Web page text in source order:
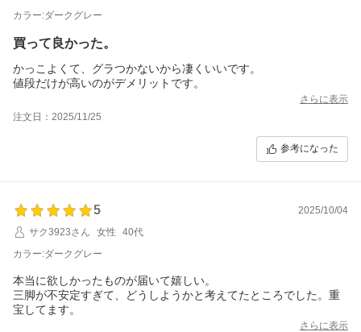
カラー:ダークグレー
買って良かった。
かっこよくて、グラつかないから凄くいいです。
値段だけが高いのがデメリットです。
さらに表示
注文日：2025/11/25
参考になった
5
2025/10/04
サク3923さん
女性
40代
カラー:ダークグレー
本当に欲しかったものが届いて嬉しい。
三脚が不安定すぎて、どうしようかと考えてたところでした。重
宝してます。
さらに表示